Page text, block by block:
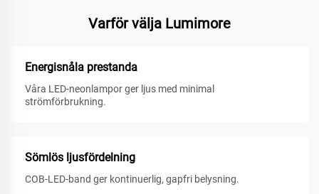
Varför välja Lumimore
Energisnåla prestanda
Våra LED-neonlampor ger ljus med minimal
strömförbrukning.
Sömlös ljusfördelning
COB-LED-band ger kontinuerlig, gapfri belysning.